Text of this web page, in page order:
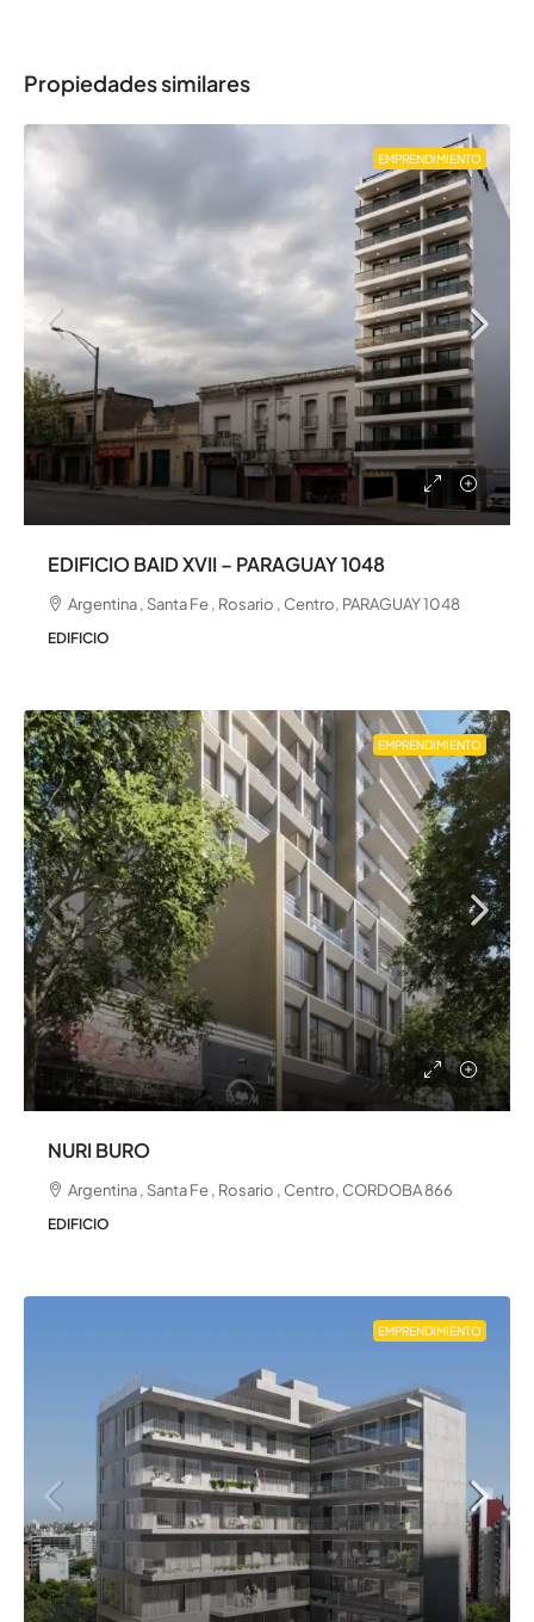
Propiedades similares
EMPRENDIMIENTO
EDIFICIO BAID XVII – PARAGUAY 1048
Argentina , Santa Fe , Rosario , Centro, PARAGUAY 1048
EDIFICIO
EMPRENDIMIENTO
NURI BURO
Argentina , Santa Fe , Rosario , Centro, CORDOBA 866
EDIFICIO
EMPRENDIMIENTO